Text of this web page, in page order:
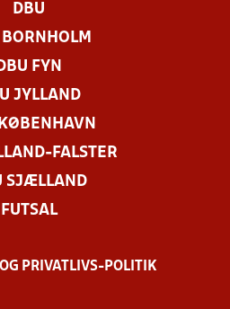
DBU
BORNHOLM
DBU FYN
JYLLAND
FALSTER
SJÆLLAND
FUTSAL
PRIVATLIVS-POLITIK